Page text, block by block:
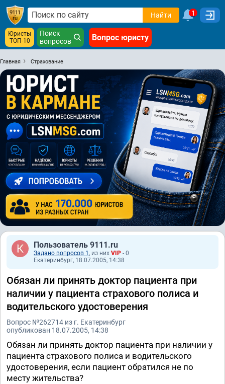
Найти 1
Юристы
ТОП-10
Поиск
вопросов
Вопрос юристу
Главная Страхование
Пользователь 9111.ru
Задано вопросов 1 , из них VIP - 0
Екатеринбург, 18.07.2005, 14:38
Обязан ли принять доктор пациента при
наличии у пациента страхового полиса и
водительского удостоверения
Вопрос №262714 из г. Екатеринбург
опубликован 18.07.2005, 14:38
Обязан ли принять доктор пациента при наличии у
пациента страхового полиса и водительского
удостоверения, если пациент обратился не по
месту жительства?